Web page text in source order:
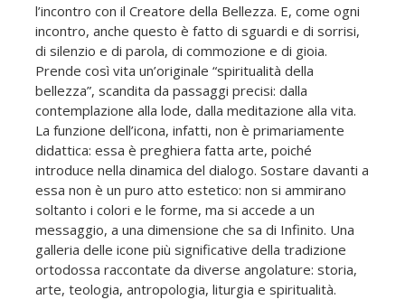
l’incontro con il Creatore della Bellezza. E, come ogni
incontro, anche questo è fatto di sguardi e di sorrisi,
di silenzio e di parola, di commozione e di gioia.
Prende così vita un’originale “spiritualità della
bellezza”, scandita da passaggi precisi: dalla
contemplazione alla lode, dalla meditazione alla vita.
La funzione dell’icona, infatti, non è primariamente
didattica: essa è preghiera fatta arte, poiché
introduce nella dinamica del dialogo. Sostare davanti a
essa non è un puro atto estetico: non si ammirano
soltanto i colori e le forme, ma si accede a un
messaggio, a una dimensione che sa di Infinito. Una
galleria delle icone più significative della tradizione
ortodossa raccontate da diverse angolature: storia,
arte, teologia, antropologia, liturgia e spiritualità.